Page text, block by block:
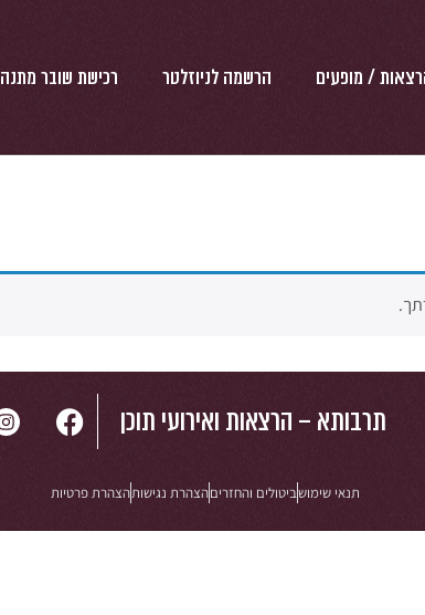
/ מופעים הרשמה לניוזלטר רכישת שובר מתנה
תרבותא – הרצאות ואירועי תוכן
תנאי שימושביטולים והחזריםהצהרת נגישותהצהרת פרטיות